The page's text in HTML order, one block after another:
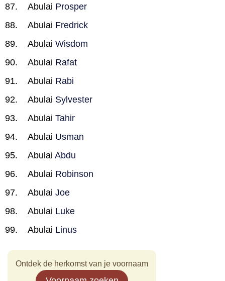
Abulai Prosper
Abulai Fredrick
Abulai Wisdom
Abulai Rafat
Abulai Rabi
Abulai Sylvester
Abulai Tahir
Abulai Usman
Abulai Abdu
Abulai Robinson
Abulai Joe
Abulai Luke
Abulai Linus
Ontdek de herkomst van je voornaam